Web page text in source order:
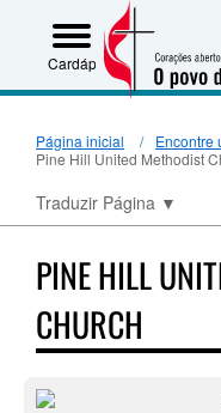
Cardápio
Página inicial
Encontre
Pine Hill United Methodist
Traduzir Página ▼
PINE HILL
CHURCH